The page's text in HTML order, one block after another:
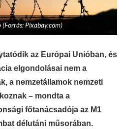
(Forrás: Pixabay.com)
az Európai Unióban, és
elgondolásai nem a
a nemzetállamok nemzeti
– mondta a
főtanácsadója az M1
délutáni műsorában.